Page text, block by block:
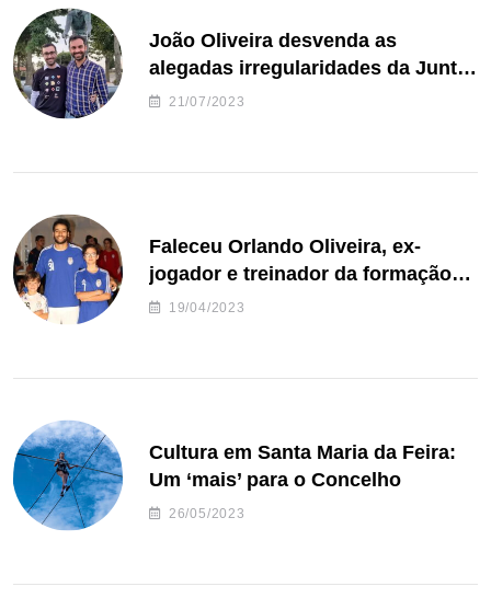
João Oliveira desvenda as
alegadas irregularidades da Junta
de Freguesia S. João de Ver
21/07/2023
Faleceu Orlando Oliveira, ex-
jogador e treinador da formação
de andebol do Feirense
19/04/2023
Cultura em Santa Maria da Feira:
Um ‘mais’ para o Concelho
26/05/2023